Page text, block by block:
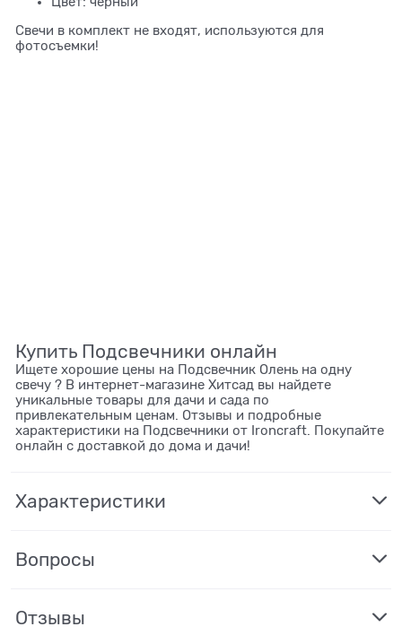
Свечи в комплект не входят, используются для
фотосъемки!
Купить Подсвечники онлайн
Ищете хорошие цены на Подсвечник Олень на одну
свечу ? В интернет-магазине Хитсад вы найдете
уникальные товары для дачи и сада по
привлекательным ценам. Отзывы и подробные
характеристики на Подсвечники от Ironcraft. Покупайте
онлайн с доставкой до дома и дачи!
Характеристики
Вопросы
Отзывы